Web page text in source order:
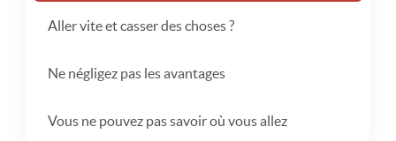
Aller vite et casser des choses ?
Ne négligez pas les avantages
Vous ne pouvez pas savoir où vous allez